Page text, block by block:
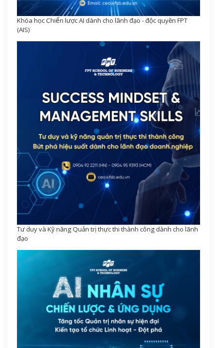
Khóa học Chiến lược AI dành cho lãnh đạo - độc quyền FPT
(AIS)
Tư duy và Kỹ năng Quản trị thực thi thành công dành cho lãnh
đạo